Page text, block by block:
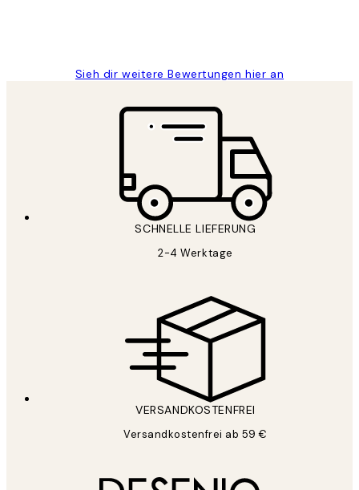
Sieh dir weitere Bewertungen hier an
SCHNELLE LIEFERUNG
2-4 Werktage
VERSANDKOSTENFREI
Versandkostenfrei ab 59 €